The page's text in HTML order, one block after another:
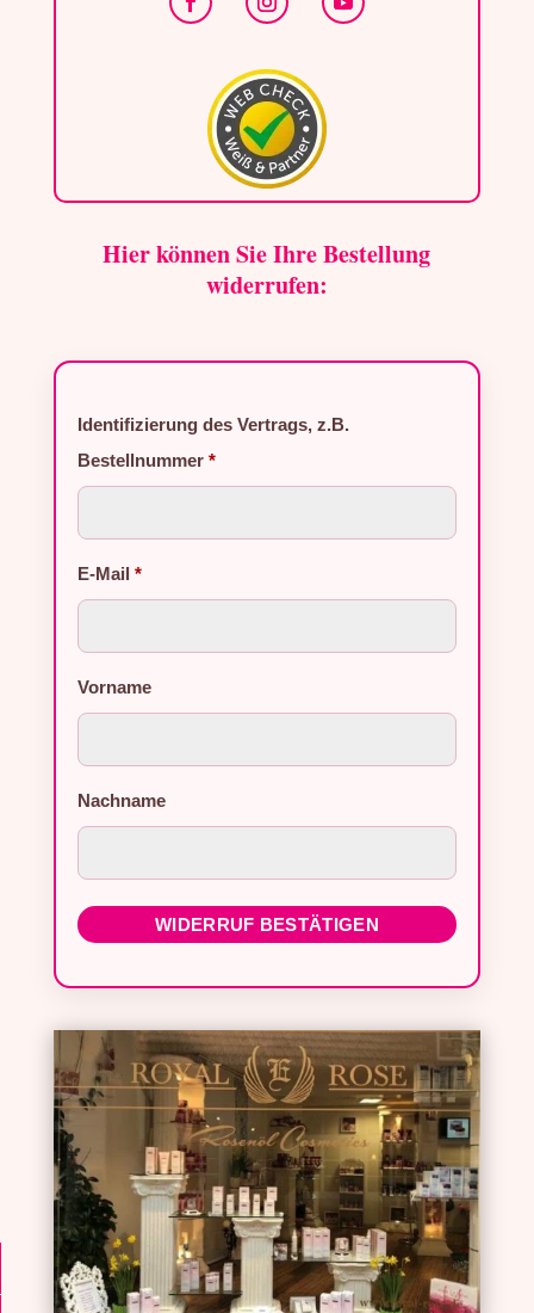
Hier können Sie Ihre Bestellung
widerrufen:
Identifizierung des Vertrags, z.B.
Bestellnummer *
E-Mail *
E-Mail (wiederholen)
Vorname
Nachname
WIDERRUF BESTÄTIGEN